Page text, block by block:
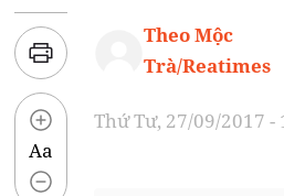
Aa
Theo Mộc
Trà/Reatimes
Thứ Tư, 27/09/2017 -